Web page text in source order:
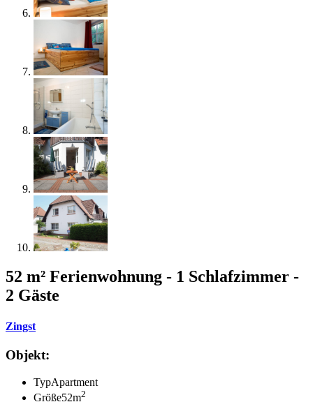
52 m² Ferienwohnung - 1 Schlafzimmer -
2 Gäste
Zingst
Objekt:
TypApartment
Größe52m2